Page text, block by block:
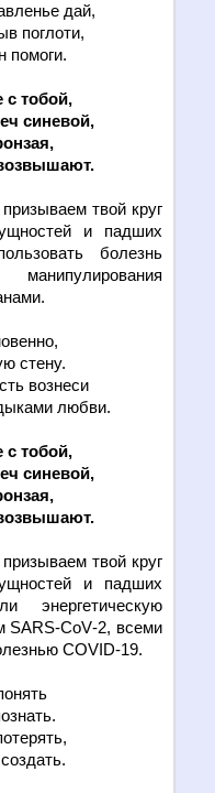
дай,
поглоти,
помоги.
с тобой,
синевой,
твой круг
и падших
болезнь
стену.
вознеси
любви.
с тобой,
синевой,
твой круг
и падших
энергетическую
SARS-CoV-2, всеми
COVID-19.